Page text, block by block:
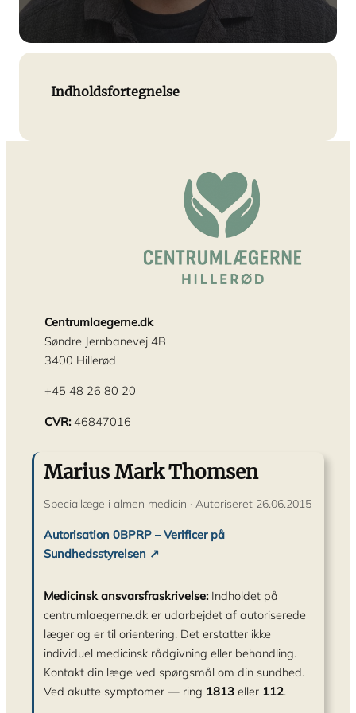
Indholdsfortegnelse
Centrumlaegerne.dk
Søndre Jernbanevej 4B
3400 Hillerød
+45 48 26 80 20
CVR: 46847016
Marius Mark Thomsen
Speciallæge i almen medicin · Autoriseret 26.06.2015
Autorisation 0BPRP – Verificer på
Sundhedsstyrelsen ↗
Medicinsk ansvarsfraskrivelse: Indholdet på
centrumlaegerne.dk er udarbejdet af autoriserede
læger og er til orientering. Det erstatter ikke
individuel medicinsk rådgivning eller behandling.
Kontakt din læge ved spørgsmål om din sundhed.
Ved akutte symptomer — ring 1813 eller 112.